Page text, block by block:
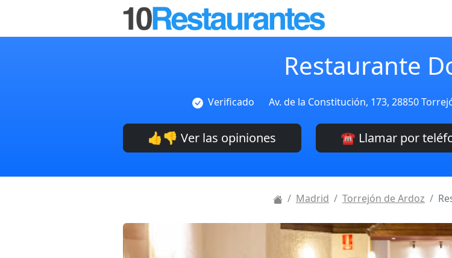
Restaurante
Verificado Av. de la Constitución, 173, 28850
👍👎 Ver las opiniones ☎️ Llamar por
Madrid Torrejón de Ardoz